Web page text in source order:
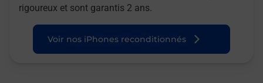
rigoureux et sont garantis 2 ans.
Voir nos iPhones reconditionnés